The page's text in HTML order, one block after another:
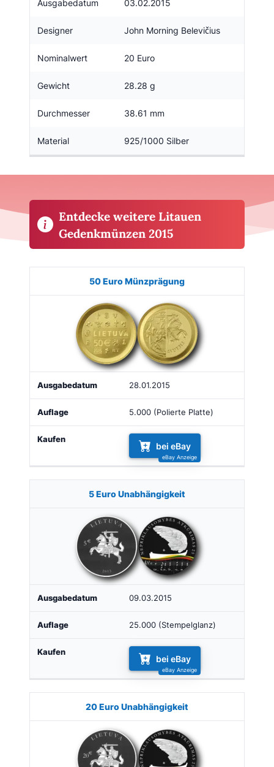
Ausgabedatum 03.02.2015
Designer John Morning Belevičius
Nominalwert 20 Euro
Gewicht 28.28 g
Durchmesser 38.61 mm
Material 925/1000 Silber
Entdecke weitere Litauen
Gedenkmünzen 2015
Bild Ausgabe Auflage
50 Euro Münzprägung
28.01.2015
5.000 (Polierte Platte)
bei eBay
5 Euro Unabhängigkeit
09.03.2015
25.000 (Stempelglanz)
bei eBay
20 Euro Unabhängigkeit